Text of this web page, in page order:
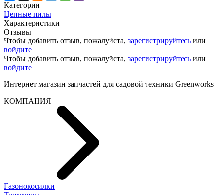
Категории
Цепные пилы
Характеристики
Отзывы
Чтобы добавить отзыв, пожалуйста, зарегистрируйтесь или
войдите
Чтобы добавить отзыв, пожалуйста, зарегистрируйтесь или
войдите
Интернет магазин запчастей для садовой техники Greenworks
КОМПАНИЯ
Газонокосилки